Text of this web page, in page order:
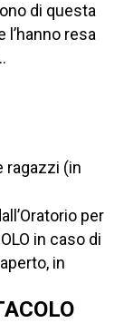
di questa
l’hanno resa
ragazzi (in
per
in caso di
in